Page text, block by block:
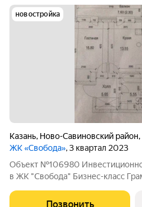
новостройка
Казань, Ново-Савиновский район,
ЖК «Свобода», 3 квартал 2023
Объект №106980
в ЖК "Свобода" Бизнес-класс Грамотное вложение в ваше
инвестиционный актив в одном
Позвонить